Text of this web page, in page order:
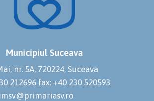
Municipiul Suceava
nr. 5A, 720224, Suceava
212696 fax: +40 230 520593